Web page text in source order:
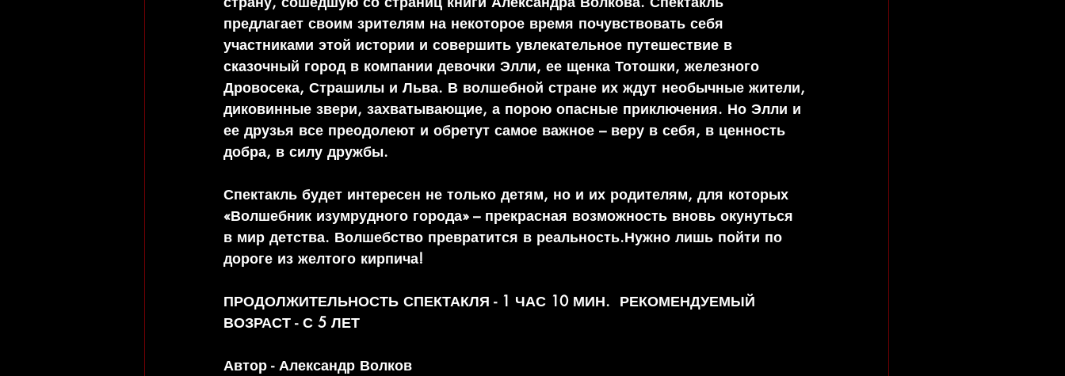
предлагает своим зрителям на некоторое время почувствовать себя
участниками этой истории и совершить увлекательное путешествие в
сказочный город в компании девочки Элли, ее щенка Тотошки, железного
Дровосека, Страшилы и Льва. В волшебной стране их ждут необычные жители,
диковинные звери, захватывающие, а порою опасные приключения. Но Элли и
ее друзья все преодолеют и обретут самое важное – веру в себя, в ценность
добра, в силу дружбы.
Спектакль будет интересен не только детям, но и их родителям, для которых
«Волшебник изумрудного города» – прекрасная возможность вновь окунуться
в мир детства. Волшебство превратится в реальность.Нужно лишь пойти по
дороге из желтого кирпича!
ПРОДОЛЖИТЕЛЬНОСТЬ СПЕКТАКЛЯ - 1 ЧАС 10 МИН.  РЕКОМЕНДУЕМЫЙ
ВОЗРАСТ - С 5 ЛЕТ
Автор - Александр Волков